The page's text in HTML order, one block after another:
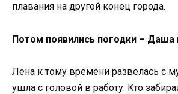
плавания на другой конец города.
Потом появились погодки – Даша
Лена к тому времени развелась с
ушла с головой в работу. Кто